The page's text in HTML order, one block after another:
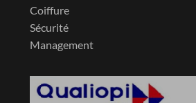
Coiffure
Sécurité
Management